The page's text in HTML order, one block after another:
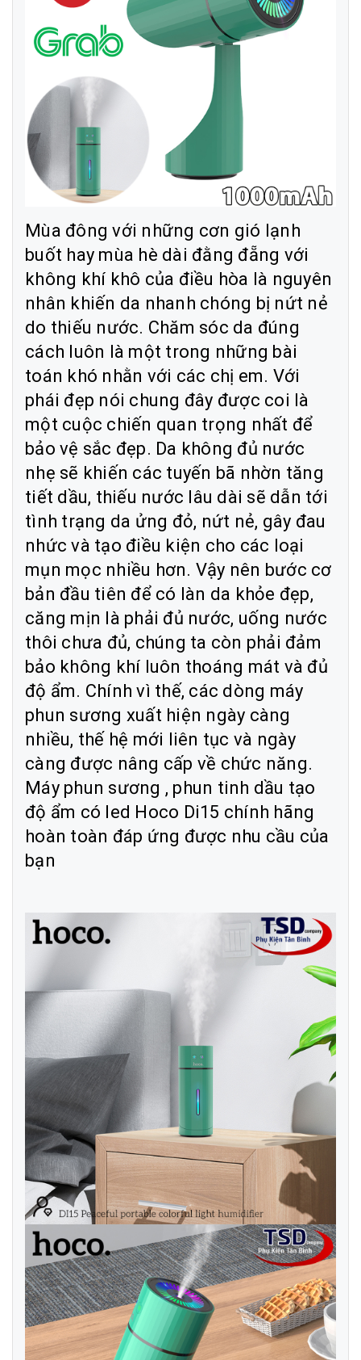
Mùa đông với những cơn gió lạnh
buốt hay mùa hè dài đằng đẵng với
không khí khô của điều hòa là nguyên
nhân khiến da nhanh chóng bị nứt nẻ
do thiếu nước. Chăm sóc da đúng
cách luôn là một trong những bài
toán khó nhằn với các chị em. Với
phái đẹp nói chung đây được coi là
một cuộc chiến quan trọng nhất để
bảo vệ sắc đẹp. Da không đủ nước
nhẹ sẽ khiến các tuyến bã nhờn tăng
tiết dầu, thiếu nước lâu dài sẽ dẫn tới
tình trạng da ửng đỏ, nứt nẻ, gây đau
nhức và tạo điều kiện cho các loại
mụn mọc nhiều hơn. Vậy nên bước cơ
bản đầu tiên để có làn da khỏe đẹp,
căng mịn là phải đủ nước, uống nước
thôi chưa đủ, chúng ta còn phải đảm
bảo không khí luôn thoáng mát và đủ
độ ẩm. Chính vì thế, các dòng máy
phun sương xuất hiện ngày càng
nhiều, thế hệ mới liên tục và ngày
càng được nâng cấp về chức năng.
Máy phun sương , phun tinh dầu tạo
độ ẩm có led Hoco Di15 chính hãng
hoàn toàn đáp ứng được nhu cầu của
bạn